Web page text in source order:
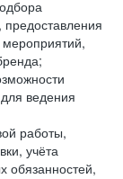
предоставления
ведения
работы,
учёта
обязанностей,